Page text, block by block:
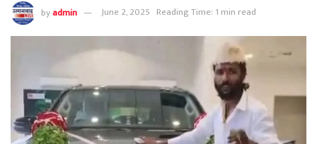
byadmin June 2, 2025 Reading Time: 1 min read